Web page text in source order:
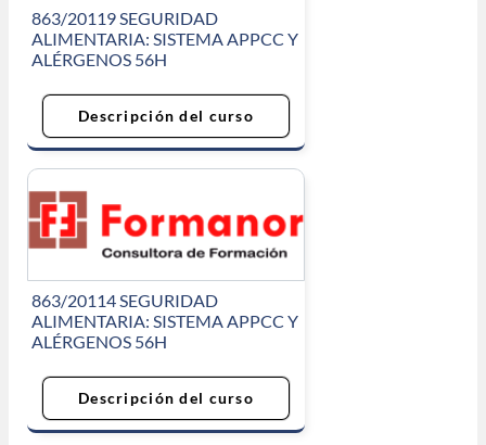
863/20119 SEGURIDAD
ALIMENTARIA: SISTEMA APPCC Y
ALÉRGENOS 56H
Descripción del curso
863/20114 SEGURIDAD
ALIMENTARIA: SISTEMA APPCC Y
ALÉRGENOS 56H
Descripción del curso